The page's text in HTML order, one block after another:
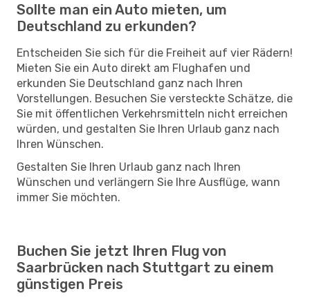
Sollte man ein Auto mieten, um
Deutschland zu erkunden?
Entscheiden Sie sich für die Freiheit auf vier Rädern!
Mieten Sie ein Auto direkt am Flughafen und
erkunden Sie Deutschland ganz nach Ihren
Vorstellungen. Besuchen Sie versteckte Schätze, die
Sie mit öffentlichen Verkehrsmitteln nicht erreichen
würden, und gestalten Sie Ihren Urlaub ganz nach
Ihren Wünschen.
Gestalten Sie Ihren Urlaub ganz nach Ihren
Wünschen und verlängern Sie Ihre Ausflüge, wann
immer Sie möchten.
Buchen Sie jetzt Ihren Flug von
Saarbrücken nach Stuttgart zu einem
günstigen Preis